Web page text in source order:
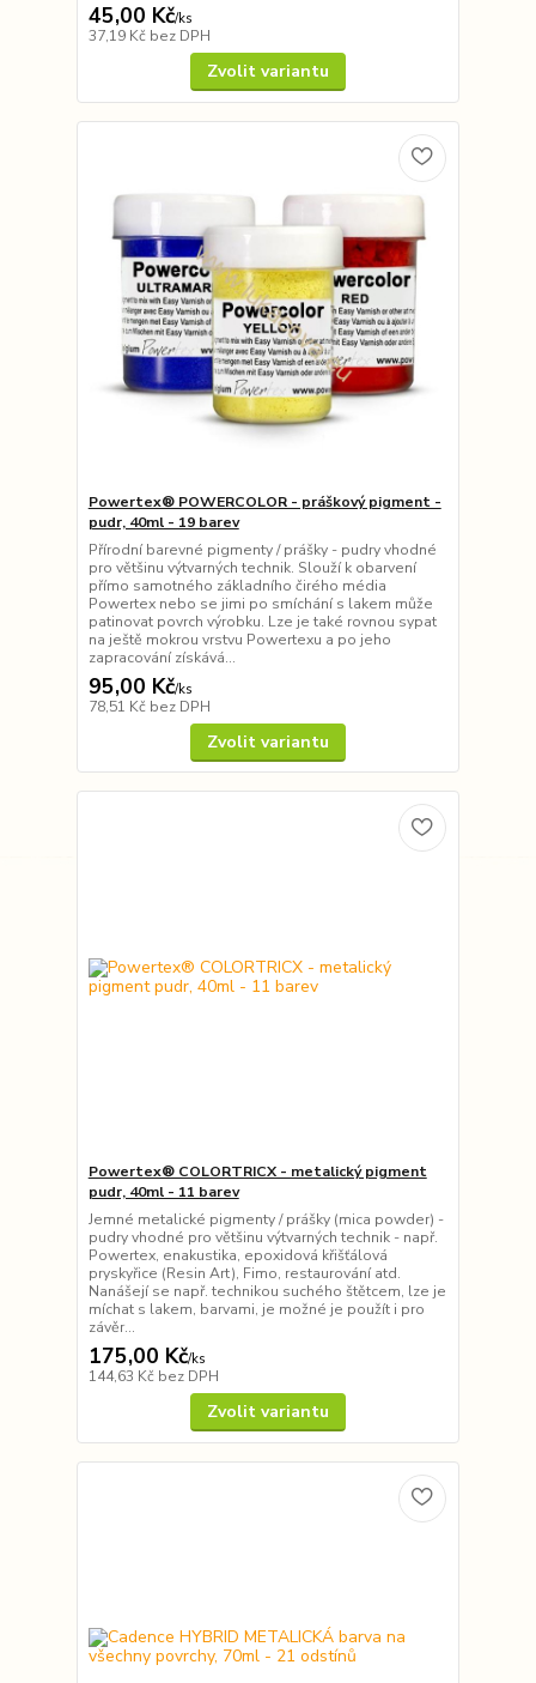
45,00 Kč/ks
37,19 Kč bez DPH
Zvolit variantu
Powertex® POWERCOLOR - práškový pigment -
pudr, 40ml - 19 barev
Přírodní barevné pigmenty / prášky - pudry vhodné
pro většinu výtvarných technik. Slouží k obarvení
přímo samotného základního čirého média
Powertex nebo se jimi po smíchání s lakem může
patinovat povrch výrobku. Lze je také rovnou sypat
na ještě mokrou vrstvu Powertexu a po jeho
zapracování získává...
95,00 Kč/ks
78,51 Kč bez DPH
Zvolit variantu
Powertex® COLORTRICX - metalický pigment
pudr, 40ml - 11 barev
Jemné metalické pigmenty / prášky (mica powder) -
pudry vhodné pro většinu výtvarných technik - např.
Powertex, enakustika, epoxidová křišťálová
pryskyřice (Resin Art), Fimo, restaurování atd.
Nanášejí se např. technikou suchého štětcem, lze je
míchat s lakem, barvami, je možné je použít i pro
závěr...
175,00 Kč/ks
144,63 Kč bez DPH
Zvolit variantu